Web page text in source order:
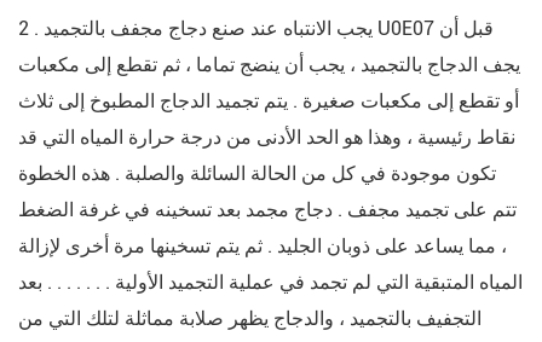
2 . يجب الانتباه عند صنع دجاج مجفف بالتجميد U0E07 قبل أن
يجف الدجاج بالتجميد ، يجب أن ينضج تماما ، ثم تقطع إلى مكعبات
أو تقطع إلى مكعبات صغيرة . يتم تجميد الدجاج المطبوخ إلى ثلاث
نقاط رئيسية ، وهذا هو الحد الأدنى من درجة حرارة المياه التي قد
تكون موجودة في كل من الحالة السائلة والصلبة . هذه الخطوة
تتم على تجميد مجفف . دجاج مجمد بعد تسخينه في غرفة الضغط
، مما يساعد على ذوبان الجليد . ثم يتم تسخينها مرة أخرى لإزالة
المياه المتبقية التي لم تجمد في عملية التجميد الأولية . . . . . . . بعد
التجفيف بالتجميد ، والدجاج يظهر صلابة مماثلة لتلك التي من